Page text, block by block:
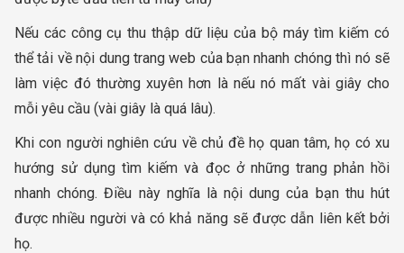
Nếu các công cụ thu thập dữ liệu của bộ máy tìm kiếm có
thể tải về nội dung trang web của bạn nhanh chóng thì nó sẽ
làm việc đó thường xuyên hơn là nếu nó mất vài giây cho
mỗi yêu cầu (vài giây là quá lâu).
Khi con người nghiên cứu về chủ đề họ quan tâm, họ có xu
hướng sử dụng tìm kiếm và đọc ở những trang phản hồi
nhanh chóng. Điều này nghĩa là nội dung của bạn thu hút
được nhiều người và có khả năng sẽ được dẫn liên kết bởi
họ.